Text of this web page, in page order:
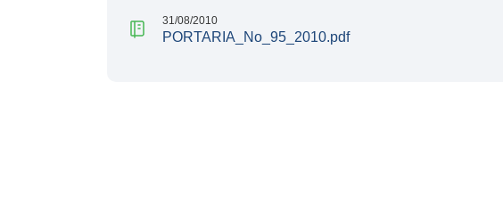
31/08/2010
PORTARIA_No_95_2010.pdf